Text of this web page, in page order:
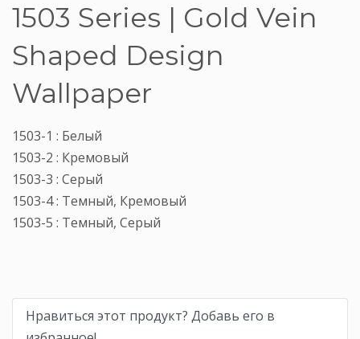
1503 Series | Gold Vein
Shaped Design
Wallpaper
1503-1 : Белый
1503-2 : Кремовый
1503-3 : Серый
1503-4 : Темный, Кремовый
1503-5 : Темный, Серый
Нравиться этот продукт? Добавь его в